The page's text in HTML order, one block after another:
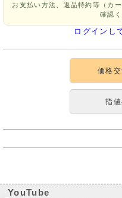
お支払い方法、返品特約等（カ
確認く
ログインし
価格
指
YouTube